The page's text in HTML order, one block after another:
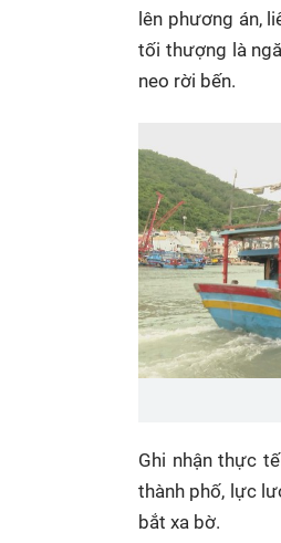
lên phương án,
tối thượng là
neo rời bến.
Ghi nhận thực
thành phố, lực
bắt xa bờ.